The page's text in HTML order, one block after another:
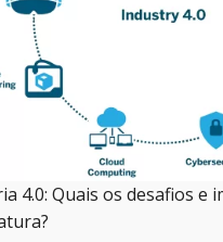
4.0: Quais os desafios e